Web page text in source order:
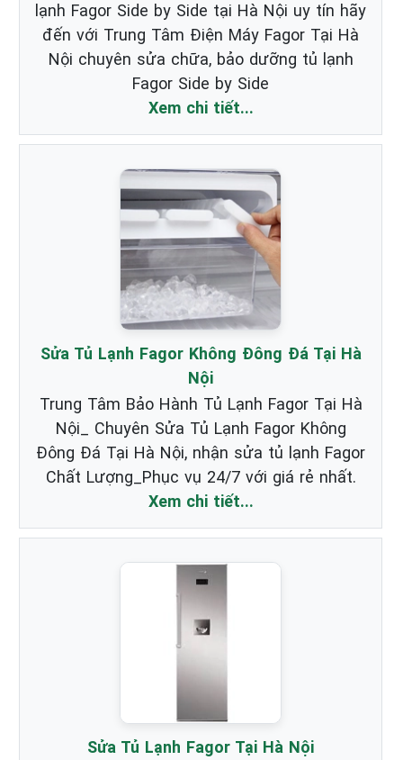
lạnh Fagor Side by Side tại Hà Nội uy tín hãy
đến với Trung Tâm Điện Máy Fagor Tại Hà
Nội chuyên sửa chữa, bảo dưỡng tủ lạnh
Fagor Side by Side
Xem chi tiết...
Sửa Tủ Lạnh Fagor Không Đông Đá Tại Hà
Nội
Trung Tâm Bảo Hành Tủ Lạnh Fagor Tại Hà
Nội_ Chuyên Sửa Tủ Lạnh Fagor Không
Đông Đá Tại Hà Nội, nhận sửa tủ lạnh Fagor
Chất Lượng_Phục vụ 24/7 với giá rẻ nhất.
Xem chi tiết...
Sửa Tủ Lạnh Fagor Tại Hà Nội